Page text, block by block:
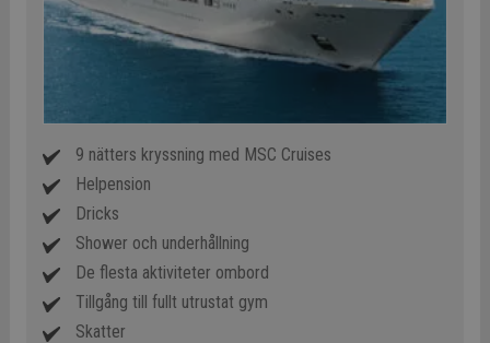
9 nätters kryssning med MSC Cruises
Helpension
Dricks
Shower och underhållning
De flesta aktiviteter ombord
Tillgång till fullt utrustat gym
Skatter